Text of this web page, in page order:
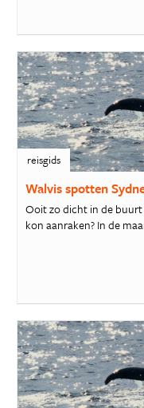
reisgids
Walvis spotten
Ooit zo dicht in de buurt
kon aanraken? In de